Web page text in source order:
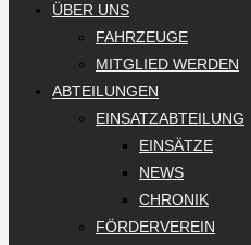
ÜBER UNS
FAHRZEUGE
MITGLIED WERDEN
ABTEILUNGEN
EINSATZABTEILUNG
EINSÄTZE
NEWS
CHRONIK
FÖRDERVEREIN